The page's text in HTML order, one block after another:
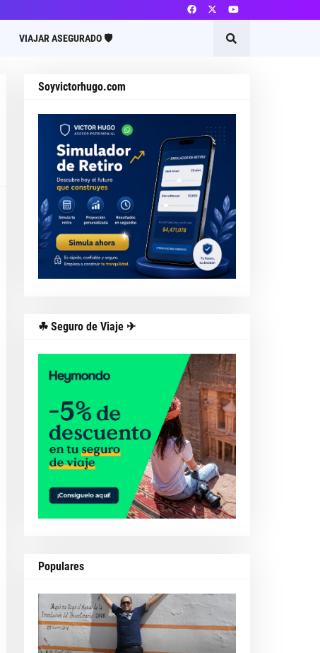
VIAJAR ASEGURADO 🛡️
Soyvictorhugo.com
☘ Seguro de Viaje ✈
Populares